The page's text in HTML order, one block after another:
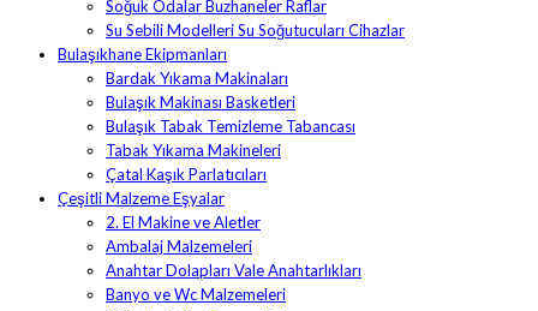
Soğuk Odalar Buzhaneler Raflar
Su Sebili Modelleri Su Soğutucuları Cihazlar
Bulaşıkhane Ekipmanları
Bardak Yıkama Makinaları
Bulaşık Makinası Basketleri
Bulaşık Tabak Temizleme Tabancası
Tabak Yıkama Makineleri
Çatal Kaşık Parlatıcıları
Çeşitli Malzeme Eşyalar
2. El Makine ve Aletler
Ambalaj Malzemeleri
Anahtar Dolapları Vale Anahtarlıkları
Banyo ve Wc Malzemeleri